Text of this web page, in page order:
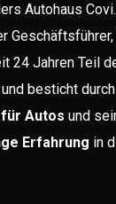
Autohaus
24 Jahren Teil
besticht
Autos und
Erfahrung in